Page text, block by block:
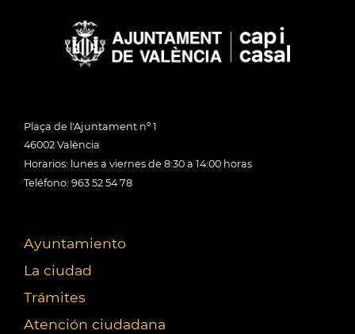
Plaça de l'Ajuntament nº 1
46002 València
Horarios: lunes a viernes de 8:30 a 14:00 horas
Teléfono: 963 52 54 78
Ayuntamiento
La ciudad
Trámites
Atención ciudadana